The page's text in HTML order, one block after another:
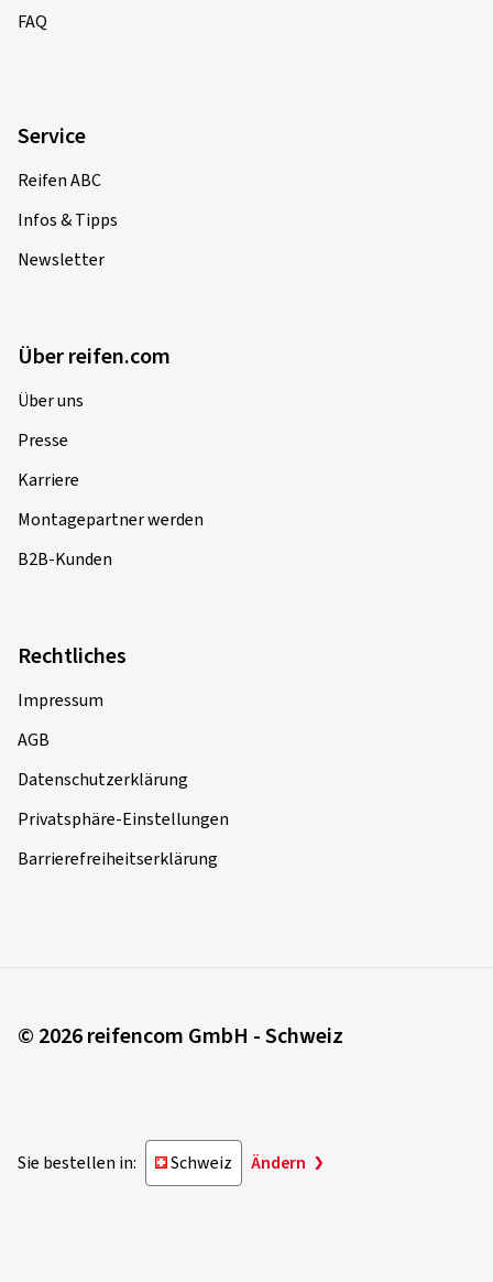
FAQ
Service
Reifen ABC
Infos & Tipps
Newsletter
Über reifen.com
Über uns
Presse
Karriere
Montagepartner werden
B2B-Kunden
Rechtliches
Impressum
AGB
Datenschutzerklärung
Privatsphäre-Einstellungen
Barrierefreiheitserklärung
© 2026 reifencom GmbH - Schweiz
Sie bestellen in: Schweiz Ändern